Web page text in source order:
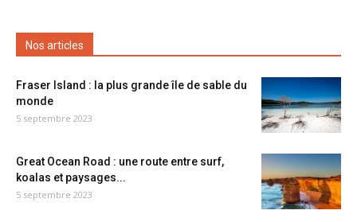
Nos articles
Fraser Island : la plus grande île de sable du
monde
5 septembre 2023
Great Ocean Road : une route entre surf,
koalas et paysages...
5 septembre 2023